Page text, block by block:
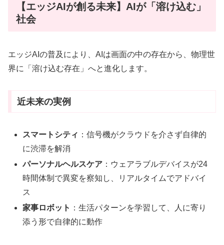
【エッジAIが創る未来】AIが「溶け込む」
社会
エッジAIの普及により、AIは画面の中の存在から、物理世
界に「溶け込む存在」へと進化します。
近未来の実例
スマートシティ ：信号機がクラウドを介さず自律的
に渋滞を解消
パーソナルヘルスケア ：ウェアラブルデバイスが24
時間体制で異変を察知し、リアルタイムでアドバイ
ス
家事ロボット ：生活パターンを学習して、人に寄り
添う形で自律的に動作